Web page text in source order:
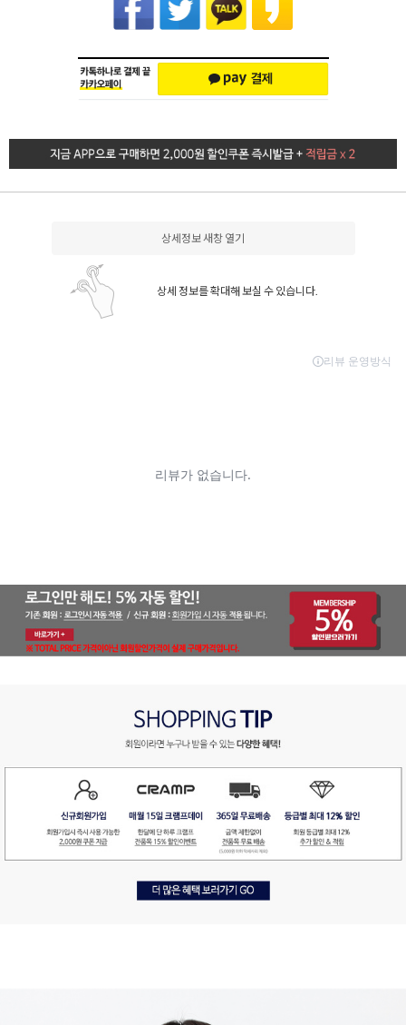
상세정보 새창 열기
상세 정보를 확대해 보실 수 있습니다.